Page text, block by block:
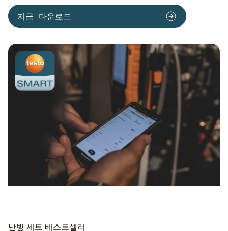
지금 다운로드
난방 세트 베스트셀러